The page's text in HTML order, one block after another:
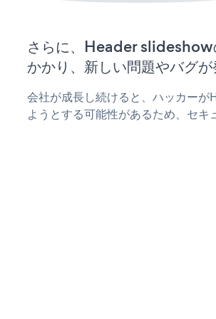
さらに、Header slideshow
かかり、新しい問題やバグ
会社が成長し続けると、ハッカー
ようとする可能性があるため、セキ